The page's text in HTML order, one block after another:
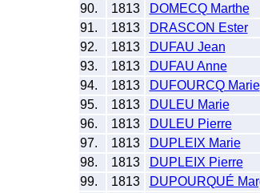
90.
1813
DOMECQ Marthe
91.
1813
DRASCON Ester
92.
1813
DUFAU Jean
93.
1813
DUFAU Anne
94.
1813
DUFOURCQ Marie
95.
1813
DULEU Marie
96.
1813
DULEU Pierre
97.
1813
DUPLEIX Marie
98.
1813
DUPLEIX Pierre
99.
1813 DUPOURQUÉ